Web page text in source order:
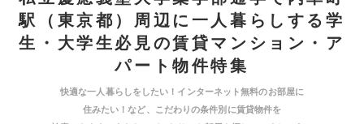
駅（東京都）周辺に一人暮らしする学
生・大学生必見の賃貸マンション・ア
パート物件特集
快適な一人暮らしをしたい！インターネット無料のお部屋に
住みたい！など、こだわりの条件別に賃貸物件を